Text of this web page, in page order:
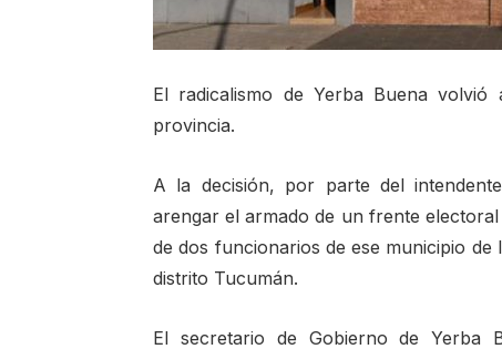
El radicalismo de Yerba Buena
provincia.
A la decisión, por parte del
arengar el armado de un frente
de dos funcionarios de ese municipio
distrito Tucumán.
El secretario de Gobierno de Yerba